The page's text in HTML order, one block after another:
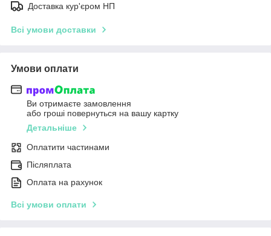
Доставка кур'єром НП
Всі умови доставки
Умови оплати
Ви отримаєте замовлення
або гроші повернуться на вашу картку
Детальніше
Оплатити частинами
Післяплата
Оплата на рахунок
Всі умови оплати